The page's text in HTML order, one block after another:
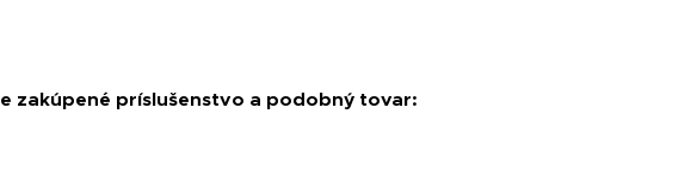
zakúpené príslušenstvo a podobný tovar: